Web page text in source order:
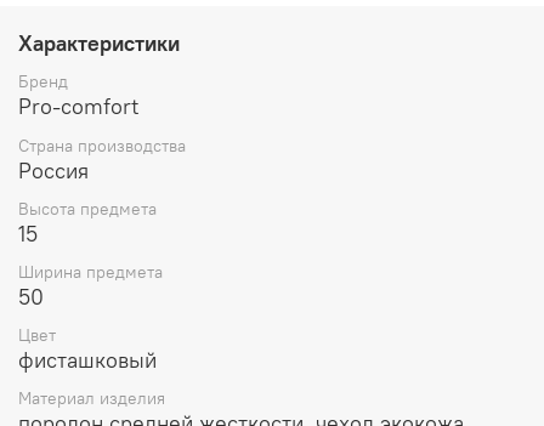
Характеристики
Бренд
Pro-comfort
Страна производства
Россия
Высота предмета
15
Ширина предмета
50
Цвет
фисташковый
Материал изделия